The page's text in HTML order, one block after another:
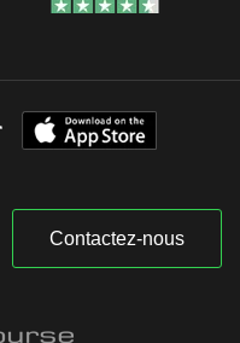
Contactez-nous